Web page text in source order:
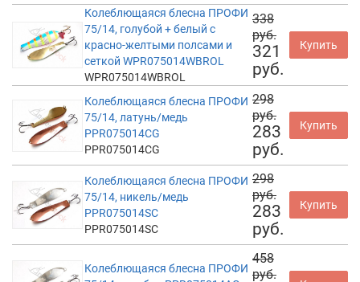
Колеблющаяся блесна ПРОФИ
75/14, голубой + белый с
красно-желтыми полсами и
сеткой WPR075014WBROL
WPR075014WBROL
338
руб.
321
руб.
Купить
Колеблющаяся блесна ПРОФИ
75/14, латунь/медь
PPR075014CG
PPR075014CG
298
руб.
283
руб.
Купить
Колеблющаяся блесна ПРОФИ
75/14, никель/медь
PPR075014SC
PPR075014SC
298
руб.
283
руб.
Купить
Колеблющаяся блесна ПРОФИ
458
руб.